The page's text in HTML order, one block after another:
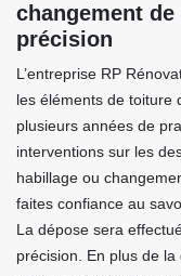
changement
précision
L’entreprise RP
les éléments de toiture
plusieurs années de
interventions sur les
habillage ou
faites confiance au
La dépose sera
précision. En plus de la